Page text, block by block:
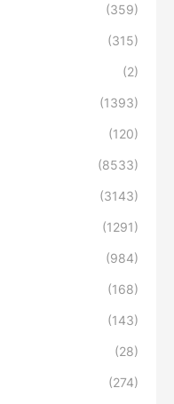
(359)
(315)
(2)
(1393)
(120)
(8533)
(3143)
(1291)
(984)
(168)
(143)
(28)
(274)